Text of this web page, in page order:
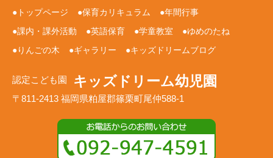
トップページ 保育カリキュラム
年間行事
課内・課外活動
英語保育 学童教室
ゆめのたね
りんごの木
ギャラリー キッズドリームブログ
認定こども園 キッズドリーム幼児園
〒811-2413 福岡県粕屋郡篠栗町尾仲588-1